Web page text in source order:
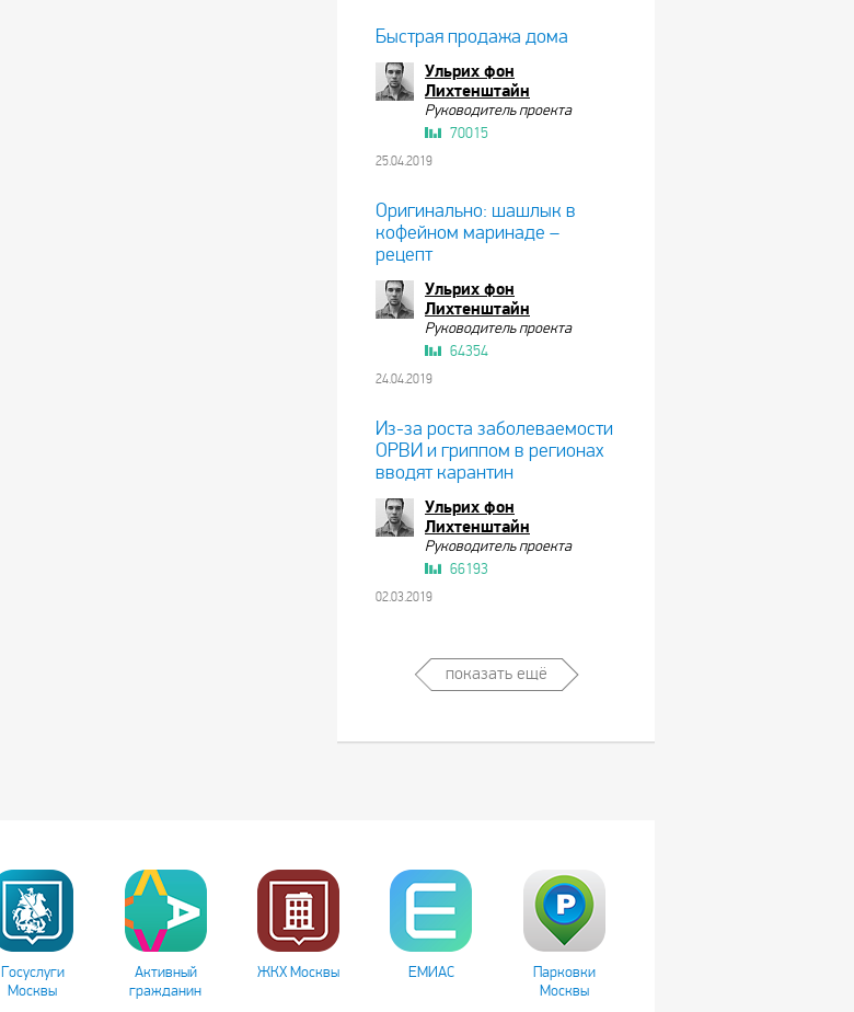
Быстрая продажа дома
Ульрих фон
Лихтенштайн
Руководитель проекта
70015
25.04.2019
Оригинально: шашлык в
кофейном маринаде –
рецепт
Ульрих фон
Лихтенштайн
Руководитель проекта
64354
24.04.2019
Из-за роста заболеваемости
ОРВИ и гриппом в регионах
вводят карантин
Ульрих фон
Лихтенштайн
Руководитель проекта
66193
02.03.2019
показать ещё
Госуслуги
Москвы
Активный
гражданин
ЖКХ Москвы ЕМИАС
Парковки
Москвы